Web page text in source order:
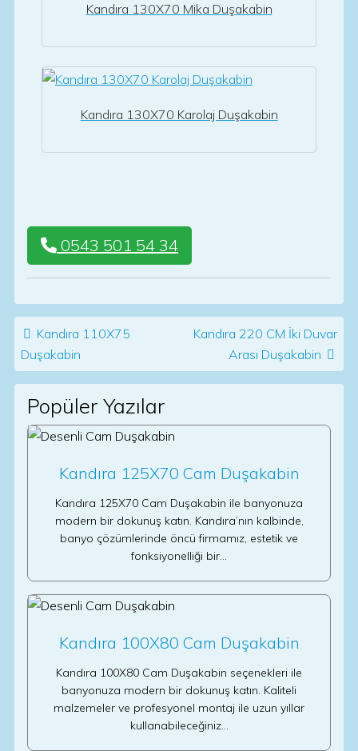
Kandıra 130X70 Mika Duşakabin
Kandıra 130X70 Karolaj Duşakabin
0543 501 54 34
Post navigation
Kandıra 110X75
Duşakabin
Kandıra 220 CM İki Duvar
Arası Duşakabin
Popüler Yazılar
Kandıra 125X70 Cam Duşakabin
Kandıra 125X70 Cam Duşakabin ile banyonuza
modern bir dokunuş katın. Kandıra’nın kalbinde,
banyo çözümlerinde öncü firmamız, estetik ve
fonksiyonelliği bir…
Kandıra 100X80 Cam Duşakabin
Kandıra 100X80 Cam Duşakabin seçenekleri ile
banyonuza modern bir dokunuş katın. Kaliteli
malzemeler ve profesyonel montaj ile uzun yıllar
kullanabileceğiniz…